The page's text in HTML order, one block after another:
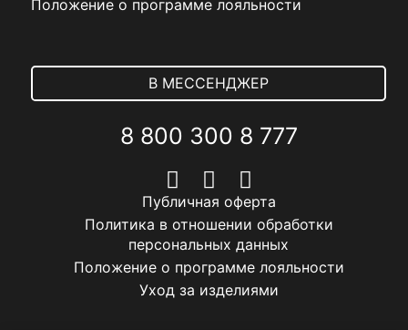
Положение о программе лояльности
В МЕССЕНДЖЕР
8 800 300 8 777
Публичная оферта
Политика в отношении обработки
персональных данных
Положение о программе лояльности
Уход за изделиями